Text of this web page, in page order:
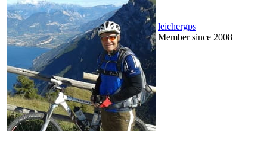
leichergps
Member since 2008